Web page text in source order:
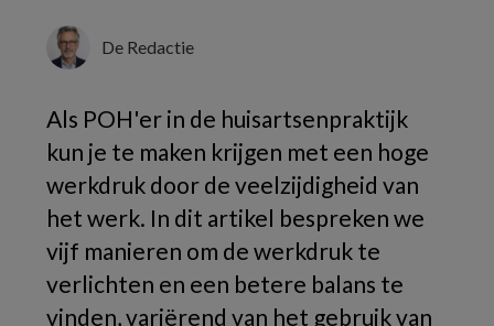
De Redactie
Als POH'er in de huisartsenpraktijk
kun je te maken krijgen met een hoge
werkdruk door de veelzijdigheid van
het werk. In dit artikel bespreken we
vijf manieren om de werkdruk te
verlichten en een betere balans te
vinden, variërend van het gebruik van